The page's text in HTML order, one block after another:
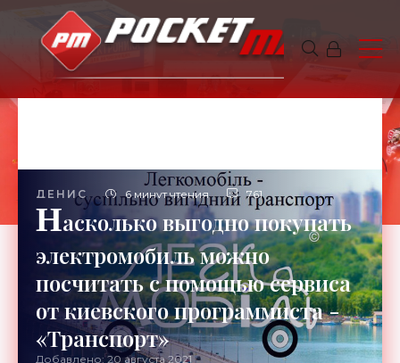
ДЕНИС 6 минут чтения 761
Насколько выгодно покупать
электромобиль можно
посчитать с помощью сервиса
от киевского программиста -
«Транспорт»
Добавлено: 20 августа 2021